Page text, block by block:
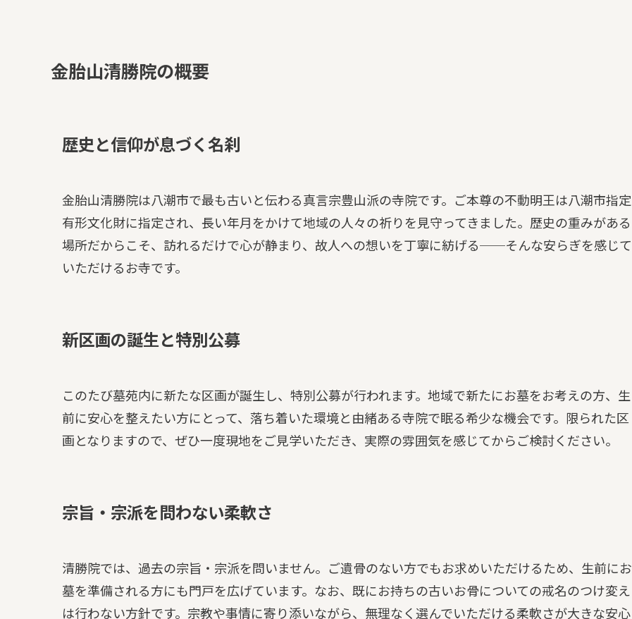
金胎山清勝院の概要
歴史と信仰が息づく名刹
金胎山清勝院は八潮市で最も古いと伝わる真言宗豊山派の寺院です。ご本尊の不動明王は八潮市指定
有形文化財に指定され、長い年月をかけて地域の人々の祈りを見守ってきました。歴史の重みがある
場所だからこそ、訪れるだけで心が静まり、故人への想いを丁寧に紡げる──そんな安らぎを感じて
いただけるお寺です。
新区画の誕生と特別公募
このたび墓苑内に新たな区画が誕生し、特別公募が行われます。地域で新たにお墓をお考えの方、生
前に安心を整えたい方にとって、落ち着いた環境と由緒ある寺院で眠る希少な機会です。限られた区
画となりますので、ぜひ一度現地をご見学いただき、実際の雰囲気を感じてからご検討ください。
宗旨・宗派を問わない柔軟さ
清勝院では、過去の宗旨・宗派を問いません。ご遺骨のない方でもお求めいただけるため、生前にお
墓を準備される方にも門戸を広げています。なお、既にお持ちの古いお骨についての戒名のつけ変え
は行わない方針です。宗教や事情に寄り添いながら、無理なく選んでいただける柔軟さが大きな安心